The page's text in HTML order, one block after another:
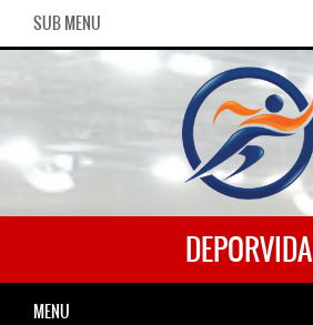
SUB MENU
DEPORVIDA
MENU